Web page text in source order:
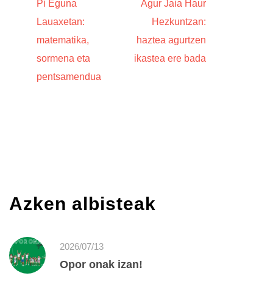
Pi Eguna
Lauaxetan:
matematika,
sormena eta
pentsamendua
Agur Jaia Haur
Hezkuntzan:
haztea agurtzen
ikastea ere bada
Azken albisteak
2026/07/13
Opor onak izan!